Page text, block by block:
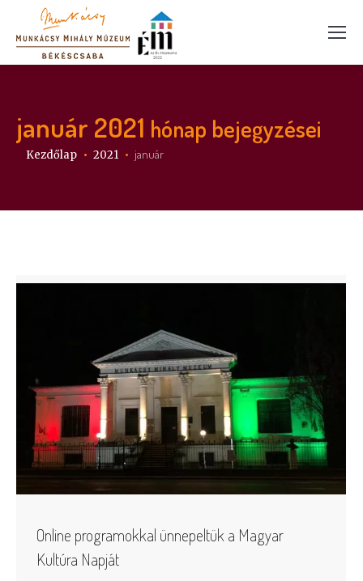
január 2021 hónap bejegyzései
Itt vagy:
Kezdőlap 2021 január
Online programokkal ünnepeltük a Magyar
Kultúra Napját